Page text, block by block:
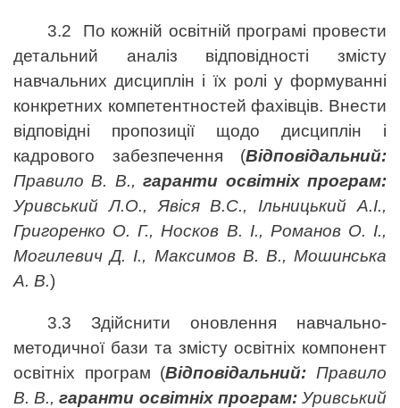
3.2 По кожній освітній програмі провести
детальний аналіз відповідності змісту
навчальних дисциплін і їх ролі у формуванні
конкретних компетентностей фахівців. Внести
відповідні пропозиції щодо дисциплін і
кадрового забезпечення (Відповідальний:
Правило В. В.,гаранти освітніх програм:
Уривський Л.О., Явіся В.С., Ільницький А.І.,
Григоренко О. Г., Носков В. І., Романов О. І.,
Могилевич Д. І., Максимов В. В., Мошинська
А. В.)
3.3 Здійснити оновлення навчально-
методичної бази та змісту освітніх компонент
освітніх програм (Відповідальний: Правило
В. В.,гаранти освітніх програм:Уривський